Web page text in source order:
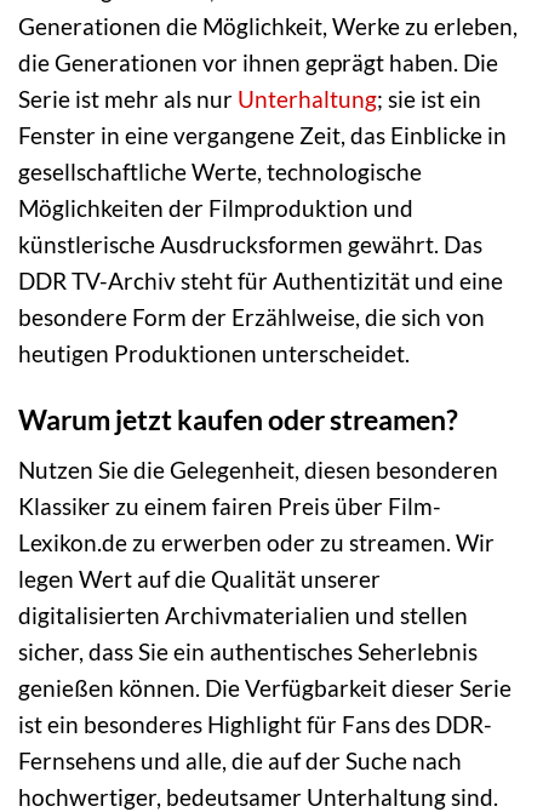
Generationen die Möglichkeit, Werke zu erleben,
die Generationen vor ihnen geprägt haben. Die
Serie ist mehr als nur Unterhaltung; sie ist ein
Fenster in eine vergangene Zeit, das Einblicke in
gesellschaftliche Werte, technologische
Möglichkeiten der Filmproduktion und
künstlerische Ausdrucksformen gewährt. Das
DDR TV-Archiv steht für Authentizität und eine
besondere Form der Erzählweise, die sich von
heutigen Produktionen unterscheidet.
Warum jetzt kaufen oder streamen?
Nutzen Sie die Gelegenheit, diesen besonderen
Klassiker zu einem fairen Preis über Film-
Lexikon.de zu erwerben oder zu streamen. Wir
legen Wert auf die Qualität unserer
digitalisierten Archivmaterialien und stellen
sicher, dass Sie ein authentisches Seherlebnis
genießen können. Die Verfügbarkeit dieser Serie
ist ein besonderes Highlight für Fans des DDR-
Fernsehens und alle, die auf der Suche nach
hochwertiger, bedeutsamer Unterhaltung sind.